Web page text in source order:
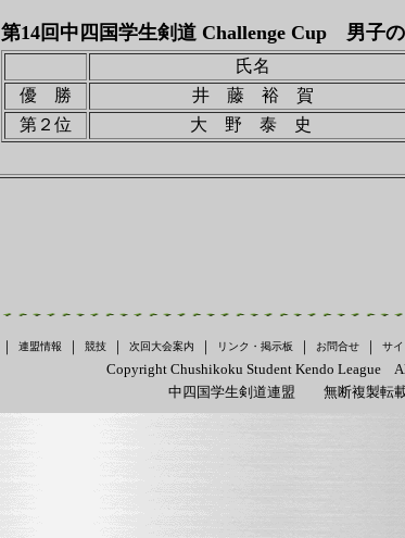
第14回中四国学生剣道 Challenge Cup 男子
氏名
優 勝
井 藤 裕 賀
第２位
大 野 泰 史
｜ 連盟情報 ｜ 競技 ｜ 次回大会案内 ｜ リンク・掲示板 ｜ お問合せ ｜ サ
Copyright Chushikoku Student Kendo League
中四国学生剣道連盟 無断複製転